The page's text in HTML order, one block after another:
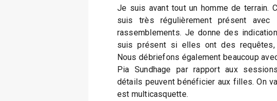
Je suis avant tout un homme de terrain.
suis très régulièrement présent avec
rassemblements. Je donne des
suis présent si elles ont des requêtes,
Nous débriefons également beaucoup
Pia Sundhage par rapport aux
détails peuvent bénéficier aux filles. On
est multicasquette.